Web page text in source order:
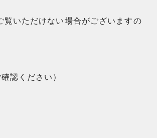
いただけない場合がございますの
認ください）